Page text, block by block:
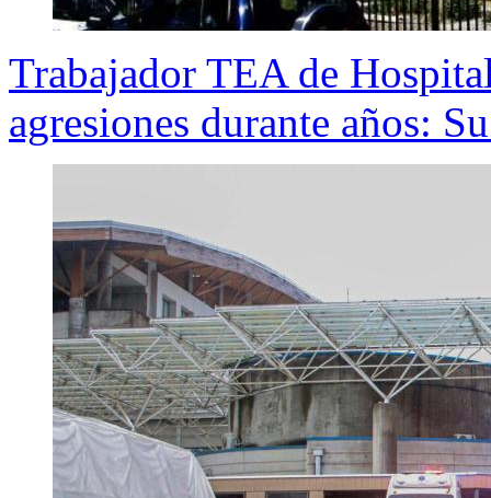
Trabajador TEA de
agresiones durante años: